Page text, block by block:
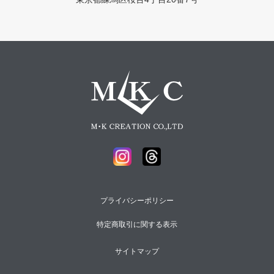
プライバシーポリシー
特定商取引に関する表示
サイトマップ